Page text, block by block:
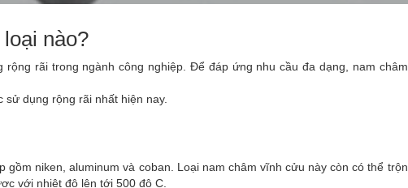
nào?
rãi trong ngành công nghiệp. Để đáp ứng nhu cầu đa dạng, nam châm
dụng rộng rãi nhất hiện nay.
gồm niken, aluminum và coban. Loại nam châm vĩnh cửu này còn có thể trộn
với nhiệt độ lên tới 500 độ C.